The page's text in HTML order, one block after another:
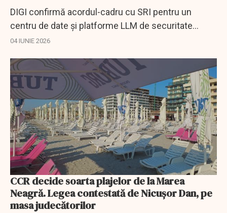
DIGI confirmă acordul-cadru cu SRI pentru un
centru de date și platforme LLM de securitate
cibernetică, proiect de până la 196 milioane euro.
04 IUNIE 2026
CCR decide soarta plajelor de la Marea
Neagră. Legea contestată de Nicuşor Dan, pe
masa judecătorilor